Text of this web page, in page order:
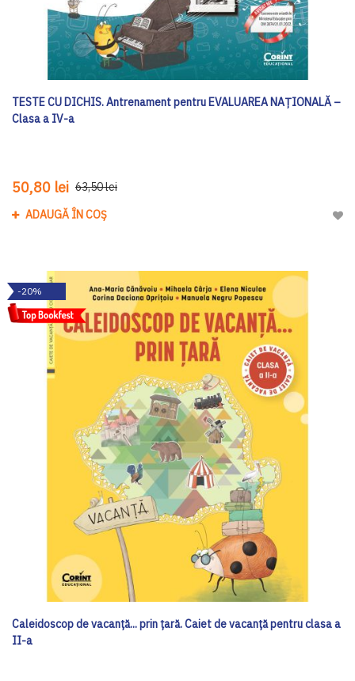
TESTE CU DICHIS. Antrenament pentru EVALUAREA NAȚIONALĂ –
Clasa a IV-a
50,80 lei 63,50 lei
ADAUGĂ ÎN COȘ
-20%
Caleidoscop de vacanță... prin țară. Caiet de vacanță pentru clasa a
II-a